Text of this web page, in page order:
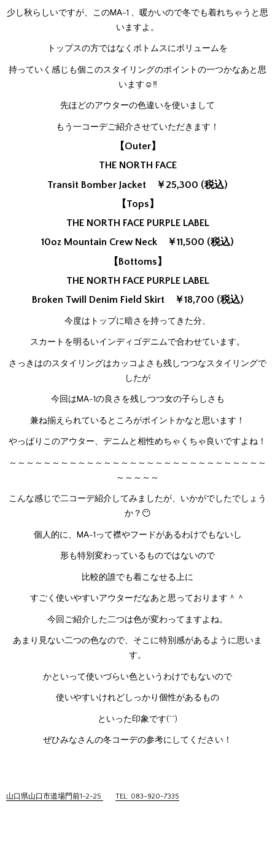
少し秋らしいですが、このMA-1 、暖かいので冬でも着れちゃうと思
いますよ。
トップスの方ではなくボトムスにボリュームを
持っていく感じも個このスタイリングのポイントの一つかなあと思
います☺‼
先ほどのアウターの色違いを使いまして
もう一コーデご紹介させていただきます！
【Outer】
THE NORTH FACE
Transit Bomber Jacket ￥25,300 (税込)
【Tops】
THE NORTH FACE PURPLE LABEL
10oz Mountain Crew Neck ￥11,500 (税込)
【Bottoms】
THE NORTH FACE PURPLE LABEL
Broken Twill Denim Field Skirt ￥18,700 (税込)
今度はトップに暗さを持ってきた分、
スカートを明るいインディゴデニムで合わせています。
さっきはのスタイリングはカッコよさも残しつつなスタイリングで
したが
今回はMA-1の良さを残しつつ女の子らしさも
兼ね揃えられているところがポイントかなと思います！
やっぱりこのアウター、デニムと相性めちゃくちゃ良いですよね！
～～～～～～～～～～～～～～～～～～～～～～～～～～～～～～
～～～～～
こんな感じで二コーデ紹介してみましたが、いかがでしたでしょう
か？😶
個人的に、MA-1って襟やフードがあるわけでもないし
形も特別変わっているものではないので
比較的誰でも着こなせる上に
すごく使いやすいアウターだなあと思っております＾＾
今回ご紹介した二つは色が変わってますよね。
あまり見ない二つの色なので、そこに特別感があるように思いま
す。
かといって使いづらい色というわけでもないので
使いやすいけれどしっかり個性があるもの
といった印象です(^^)
ぜひみなさんの冬コーデの参考にしてください！
山口県山口市道場門前1-2-25 TEL: 083-920-7335